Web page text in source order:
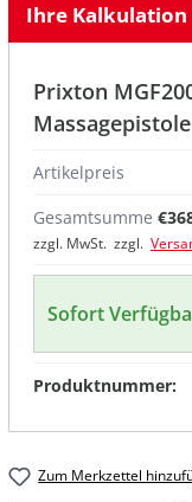
Ihre Kalkulation
Prixton
Massagepistole
Artikelpreis
Gesamtsumme
zzgl. MwSt. zzgl.
Sofort
Produktnummer:
Zum Merkzettel